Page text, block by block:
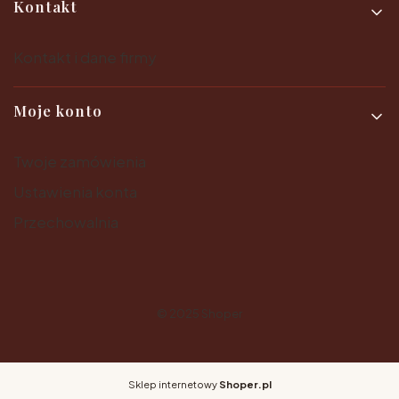
Kontakt
Moje konto
Sklep internetowy Shoper.pl